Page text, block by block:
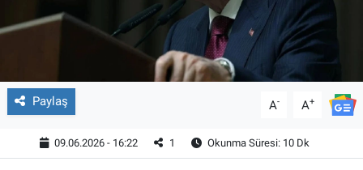
Paylaş A- A+
09.06.2026 - 16:22 1 Okunma Süresi: 10 Dk